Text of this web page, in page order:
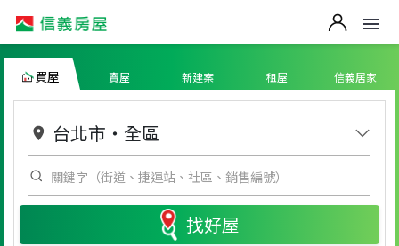
買屋 賣屋 新建案 租屋 信義居家
台北市 ・ 全區
找好屋